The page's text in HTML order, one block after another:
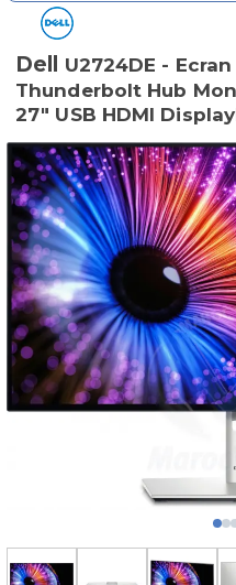
Dell
U2724DE -
Thunderbolt Hub
27" USB HDMI